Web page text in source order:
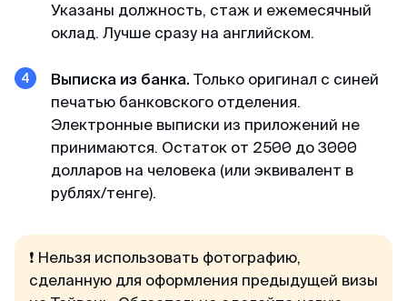
Легко и просто
MyVisaWorld помогали нам с оформлением
визы в Сингапур. Процесс подачи документов
прошел очень быстро и без каких-либо
сложностей. Сотрудник компании ответил
оперативно и поделился очень подробной
инструкцией для сбора документов и
подготовки фотографий. И вот через 3 дня
визы были готовы! После обращения в
Указаны должность, стаж и ежемесячный
оклад. Лучше сразу на английском.
Выписка из банка. Только оригинал с синей
печатью банковского отделения.
Электронные выписки из приложений не
принимаются. Остаток от 2500 до 3000
долларов на человека (или эквивалент в
рублях/тенге).
❗ Нельзя использовать фотографию,
сделанную для оформления предыдущей визы